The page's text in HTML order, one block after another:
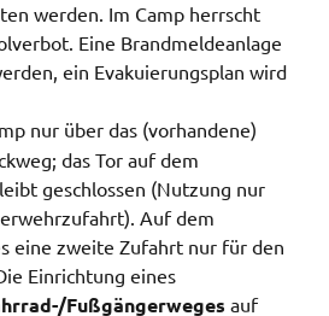
werden. Im Camp herrscht
Eine Brandmeldeanlage
ein Evakuierungsplan wird
nur über das (vorhandene)
das Tor auf dem
geschlossen (Nutzung nur
Auf dem
eine zweite Zufahrt nur für den
Einrichtung eines
Fußgängerweges auf